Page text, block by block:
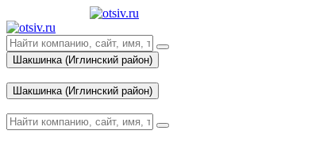
Шакшинка (Иглинский район)
Шакшинка (Иглинский район)